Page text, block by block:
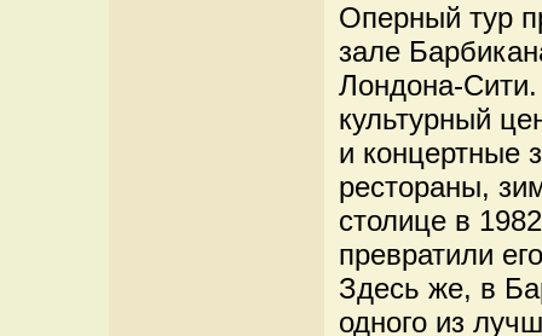
Оперный тур
зале
Лондона-
культурный
и концертные
рестораны,
столице в
превратили
Здесь же, в
одного из